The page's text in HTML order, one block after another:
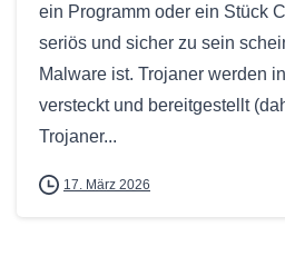
ein Programm oder ein Stück
seriös und sicher zu sein
Malware ist. Trojaner werden
versteckt und bereitgestellt
Trojaner...
17. März 2026